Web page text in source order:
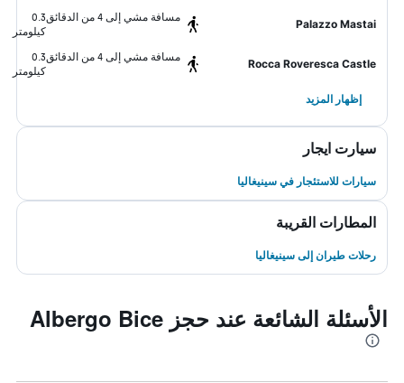
Palazzo Mastai
مسافة مشي إلى 4 من الدقائق
0.3
كيلومتر
Rocca Roveresca Castle
مسافة مشي إلى 4 من الدقائق
0.3
كيلومتر
إظهار المزيد
سيارت ايجار
سيارات للاستئجار في سينيغاليا
المطارات القريبة
رحلات طيران إلى سينيغاليا
الأسئلة الشائعة عند حجز Albergo Bice